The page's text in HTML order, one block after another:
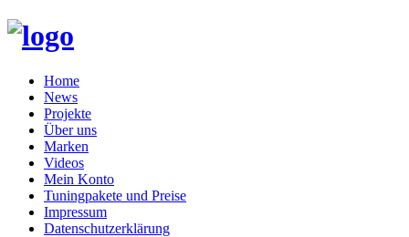
Skip
content
Home
News
Projekte
Über uns
Marken
Videos
Mein Konto
Tuningpakete und Preise
Impressum
Datenschutzerklärung